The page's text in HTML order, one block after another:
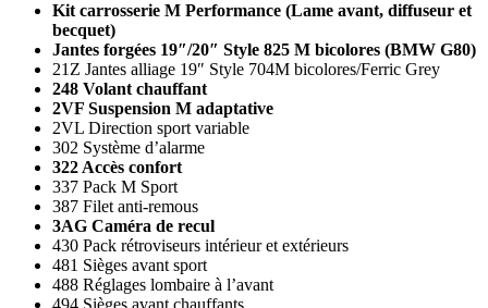
Kit carrosserie M Performance (Lame avant, diffuseur et
becquet)
Jantes forgées 19″/20″ Style 825 M bicolores (BMW G80)
21Z Jantes alliage 19″ Style 704M bicolores/Ferric Grey
248 Volant chauffant
2VF Suspension M adaptative
2VL Direction sport variable
302 Système d’alarme
322 Accès confort
337 Pack M Sport
387 Filet anti-remous
3AG Caméra de recul
430 Pack rétroviseurs intérieur et extérieurs
481 Sièges avant sport
488 Réglages lombaire à l’avant